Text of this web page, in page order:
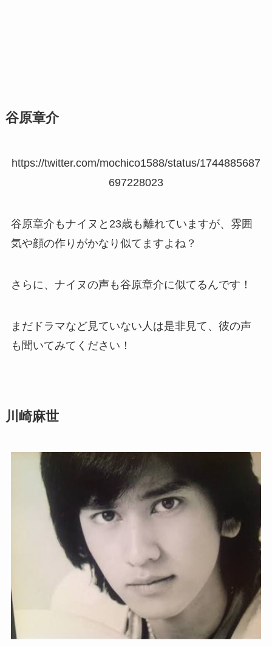
谷原章介
https://twitter.com/mochico1588/status/1744885687
697228023
谷原章介もナイヌと23歳も離れていますが、雰囲
気や顔の作りがかなり似てますよね？
さらに、ナイヌの声も谷原章介に似てるんです！
まだドラマなど見ていない人は是非見て、彼の声
も聞いてみてください！
川崎麻世